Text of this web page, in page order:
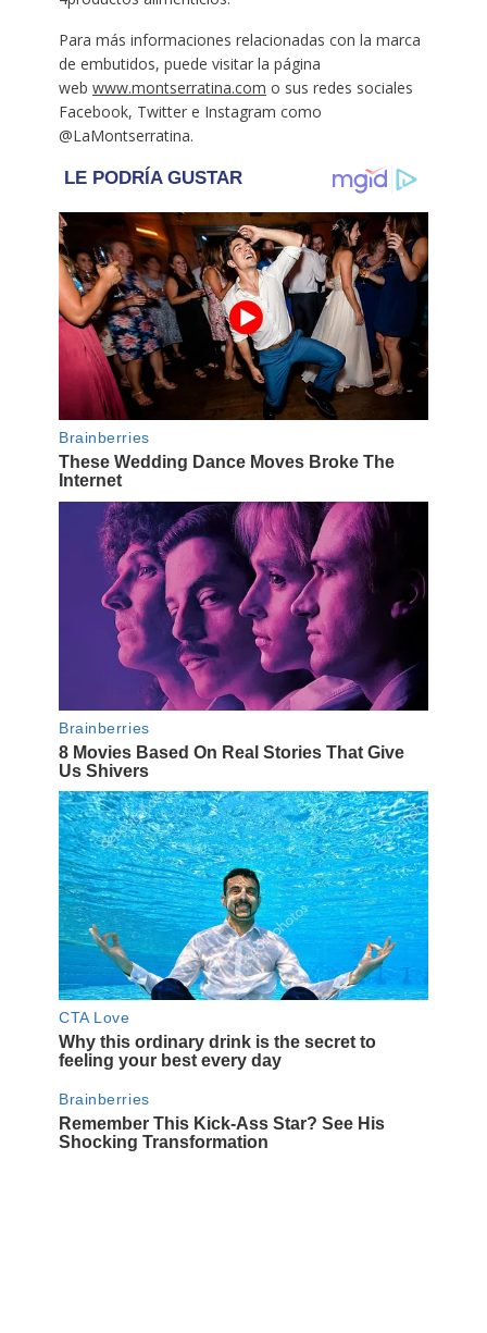
Para más informaciones relacionadas con la marca
de embutidos, puede visitar la página
web www.montserratina.com o sus redes sociales
Facebook, Twitter e Instagram como
@LaMontserratina.